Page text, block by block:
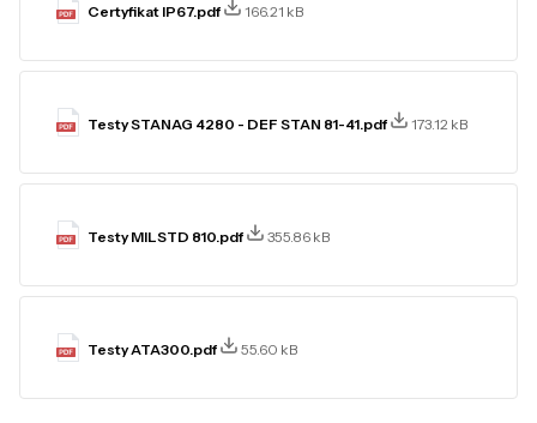
Certyfikat IP67.pdf 166.21 kB
Testy STANAG 4280 - DEF STAN 81-41.pdf 173.12 kB
Testy MILSTD 810.pdf 355.86 kB
Testy ATA300.pdf 55.60 kB